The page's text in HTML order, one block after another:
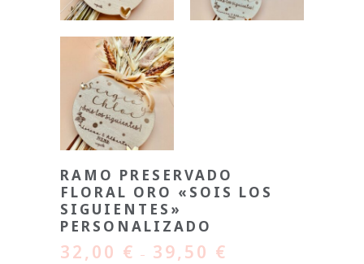
RAMO PRESERVADO
FLORAL ORO «SOIS LOS
SIGUIENTES»
PERSONALIZADO
32,00 € – 39,50 €